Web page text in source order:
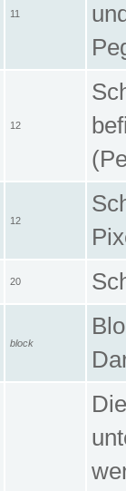
11
12
12
20
block